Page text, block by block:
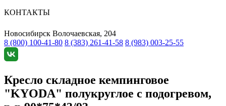
КОНТАКТЫ
Новосибирск Волочаевская, 204
8 (800) 100-41-80 8 (383) 261-41-58 8 (983) 003-25-55
Кресло складное кемпинговое
"KYODA" полукруглое с подогревом,